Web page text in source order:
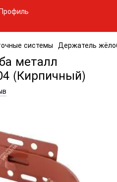
системы Держатель
металл
(Кирпичный)